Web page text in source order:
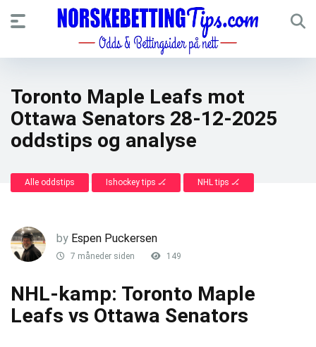
Toronto Maple Leafs mot
Ottawa Senators 28-12-2025
oddstips og analyse
Alle oddstips Ishockey tips 🏒 NHL tips 🏒
by Espen Puckersen
7 måneder siden 149
NHL-kamp: Toronto Maple
Leafs vs Ottawa Senators